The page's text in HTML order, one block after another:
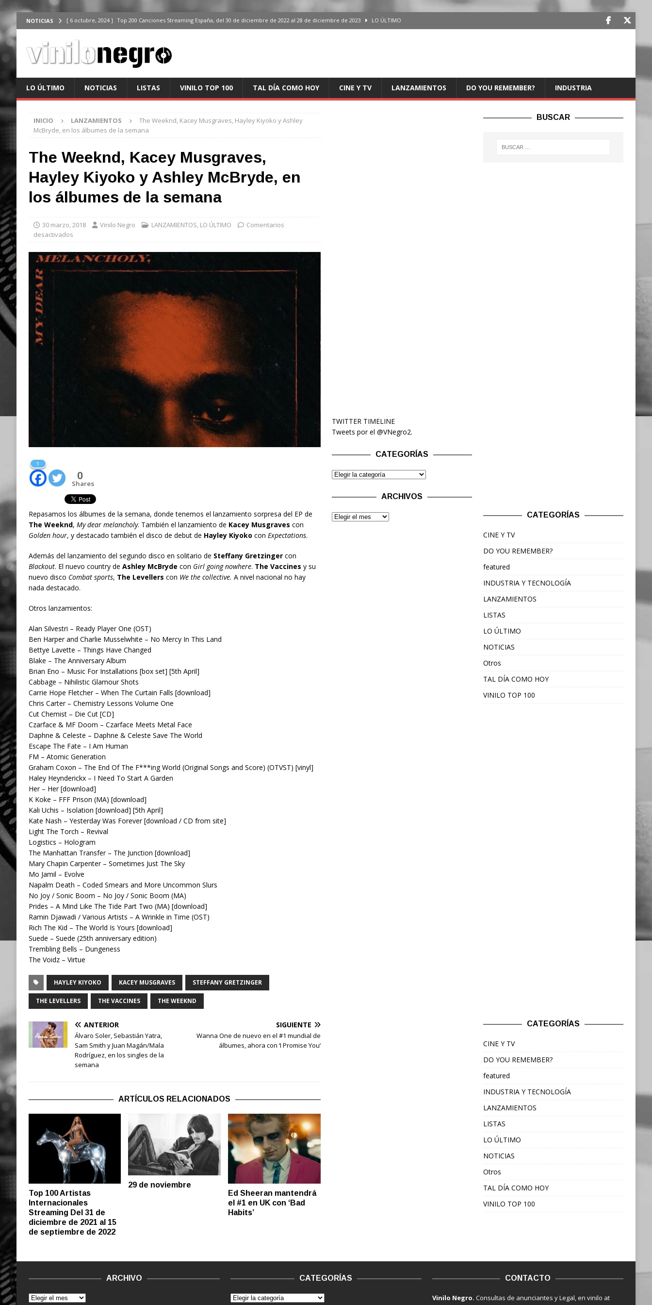
NOTICIAS [ 6 octubre, 2024 ] Top 200 Canciones Streaming España, del 30 de diciembre de 2022 al 28 de diciembre de 2023 LO ÚLTIMO
[ 3 octubre, 2024 ] Top 100 Artistas Españoles Streaming en España, del 30 de diciembre de 2022 al 28 de diciembre de 2023
[ 2 octubre, 2024 ] Top 100 Artistas Internacionales Streaming en España, del 30 de diciembre de 2022 al 28 de diciembre de 2023 LO
ÚLTIMO
[ 6 octubre, 2024 ] Top 200 Canciones España, del 30 de diciembre de 2022 al 28 de diciembre de 2023
LO ÚLTIMO NOTICIAS LISTAS VINILO TOP 100 TAL DÍA COMO HOY CINE Y TV LANZAMIENTOS DO YOU REMEMBER? INDUSTRIA
INICIO LANZAMIENTOS
The Weeknd, Kacey Musgraves, Hayley Kiyoko y Ashley
McBryde, en los álbumes de la semana
The Weeknd, Kacey Musgraves,
Hayley Kiyoko y Ashley McBryde, en
los álbumes de la semana
30 marzo, 2018 Vinilo Negro LANZAMIENTOS, LO ÚLTIMO
Comentarios
desactivados
1
0
Shares
Repasamos los álbumes de la semana, donde tenemos el lanzamiento sorpresa del EP de
The Weeknd, My dear melancholy. También el lanzamiento de Kacey Musgraves con
Golden hour, y destacado también el disco de debut de Hayley Kiyoko con Expectations.
Además del lanzamiento del segundo disco en solitario de Steffany Gretzingercon
Blackout. El nuevo country de Ashley McBryde con Girl going nowhere. The Vaccines y su
nuevo disco Combat sports, The Levellers con We the collective. A nivel nacional no hay
nada destacado.
Otros lanzamientos:
Alan Silvestri – Ready Player One (OST)
Ben Harper and Charlie Musselwhite – No Mercy In This Land
Bettye Lavette – Things Have Changed
Blake – The Anniversary Album
Brian Eno – Music For Installations [box set] [5th April]
Cabbage – Nihilistic Glamour Shots
Carrie Hope Fletcher – When The Curtain Falls [download]
Chris Carter – Chemistry Lessons Volume One
Cut Chemist – Die Cut [CD]
Czarface & MF Doom – Czarface Meets Metal Face
Daphne & Celeste – Daphne & Celeste Save The World
Escape The Fate – I Am Human
FM – Atomic Generation
Graham Coxon – The End Of The F***ing World (Original Songs and Score) (OTVST) [vinyl]
Haley Heynderickx – I Need To Start A Garden
Her – Her [download]
K Koke – FFF Prison (MA) [download]
Kali Uchis – Isolation [download] [5th April]
Kate Nash – Yesterday Was Forever [download / CD from site]
Light The Torch – Revival
Logistics – Hologram
The Manhattan Transfer – The Junction [download]
Mary Chapin Carpenter – Sometimes Just The Sky
Mo Jamil – Evolve
Napalm Death – Coded Smears and More Uncommon Slurs
No Joy / Sonic Boom – No Joy / Sonic Boom (MA)
Prides – A Mind Like The Tide Part Two (MA) [download]
Ramin Djawadi / Various Artists – A Wrinkle in Time (OST)
Rich The Kid – The World Is Yours [download]
Suede – Suede (25th anniversary edition)
Trembling Bells – Dungeness
The Voidz – Virtue
HAYLEY KIYOKO KACEY MUSGRAVES STEFFANY GRETZINGER
THE LEVELLERS THE VACCINES THE WEEKND
ANTERIOR
Álvaro Soler, Sebastián Yatra,
Sam Smith y Juan Magán/Mala
Rodríguez, en los singles de la
semana
SIGUIENTE
Wanna One de nuevo en el #1 mundial de
álbumes, ahora con ‘I Promise You’
ARTÍCULOS RELACIONADOS
Top 100 Artistas
Internacionales
Streaming Del 31 de
diciembre de 2021 al 15
de septiembre de 2022
29 de noviembre
Ed Sheeran mantendrá
el #1 en UK con ‘Bad
Habits’
TWITTER TIMELINE
Tweets por el @VNegro2.
CATEGORÍAS
ARCHIVOS
BUSCAR
CATEGORÍAS
CINE Y TV
DO YOU REMEMBER?
featured
INDUSTRIA Y TECNOLOGÍA
LANZAMIENTOS
LISTAS
LO ÚLTIMO
NOTICIAS
Otros
TAL DÍA COMO HOY
VINILO TOP 100
CATEGORÍAS
CINE Y TV
DO YOU REMEMBER?
featured
INDUSTRIA Y TECNOLOGÍA
LANZAMIENTOS
LISTAS
LO ÚLTIMO
NOTICIAS
Otros
TAL DÍA COMO HOY
VINILO TOP 100
ARCHIVO CATEGORÍAS CONTACTO
Vinilo Negro.Consultas de anunciantes y Legal, en vinilo at